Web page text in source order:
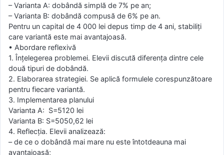
– Varianta A: dobândă simplă de 7% pe an;
– Varianta B: dobândă compusă de 6% pe an.
Pentru un capital de 4 000 lei depus timp de 4 ani, stabiliți
care variantă este mai avantajoasă.
• Abordare reflexivă
1. Înțelegerea problemei. Elevii discută diferența dintre cele
două tipuri de dobândă.
2. Elaborarea strategiei. Se aplică formulele corespunzătoare
pentru fiecare variantă.
3. Implementarea planului
Varianta A: S=5120 lei
Varianta B: S=5050,62 lei
4. Reflecția. Elevii analizează:
– de ce o dobândă mai mare nu este întotdeauna mai
avantajoasă;